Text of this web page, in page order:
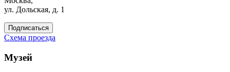
ул. Дольская, д. 1
Подписаться
Схема проезда
Музей